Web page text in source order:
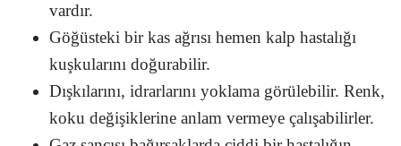
vardır.
Göğüsteki bir kas ağrısı hemen kalp hastalığı
kuşkularını doğurabilir.
Dışkılarını, idrarlarını yoklama görülebilir. Renk,
koku değişiklerine anlam vermeye çalışabilirler.